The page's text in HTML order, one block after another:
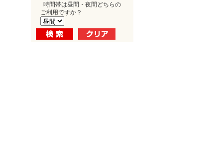
時間帯は昼間・夜間どちらの
ご利用ですか？